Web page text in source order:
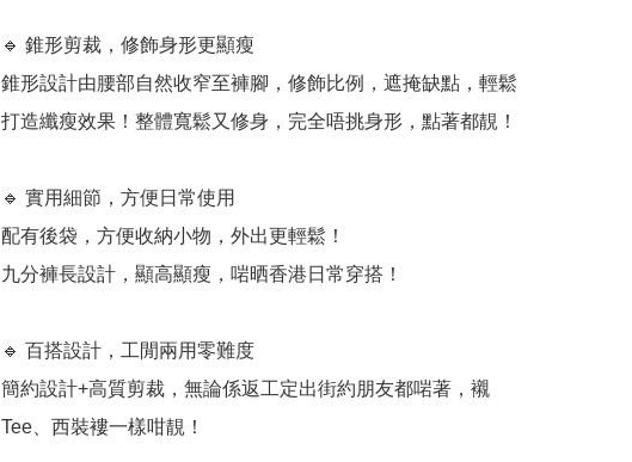
🔹 錐形剪裁，修飾身形更顯瘦
錐形設計由腰部自然收窄至褲腳，修飾比例，遮掩缺點，輕鬆
打造纖瘦效果！整體寬鬆又修身，完全唔挑身形，點著都靚！
🔹 實用細節，方便日常使用
配有後袋，方便收納小物，外出更輕鬆！
九分褲長設計，顯高顯瘦，啱晒香港日常穿搭！
🔹 百搭設計，工閒兩用零難度
簡約設計+高質剪裁，無論係返工定出街約朋友都啱著，襯
Tee、西裝褸一樣咁靚！